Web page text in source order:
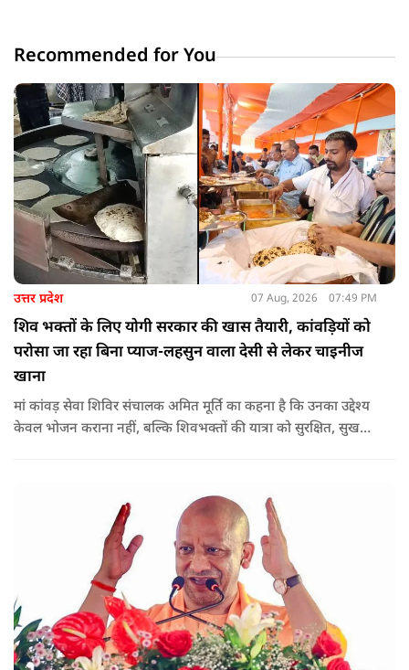
Recommended for You
उत्तर प्रदेश 07 Aug, 2026 07:49 PM
शिव भक्तों के लिए योगी सरकार की खास तैयारी, कांवड़ियों को
परोसा जा रहा बिना प्याज-लहसुन वाला देसी से लेकर चाइनीज
खाना
मां कांवड़ सेवा शिविर संचालक अमित मूर्ति का कहना है कि उनका उद्देश्य
केवल भोजन कराना नहीं, बल्कि शिवभक्तों की यात्रा को सुरक्षित, सुखद